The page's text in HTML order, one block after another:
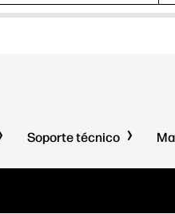
Soporte técnico